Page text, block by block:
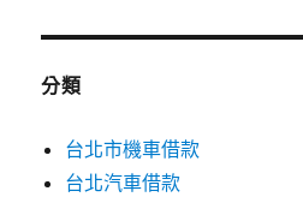
分類
台北市機車借款
台北汽車借款